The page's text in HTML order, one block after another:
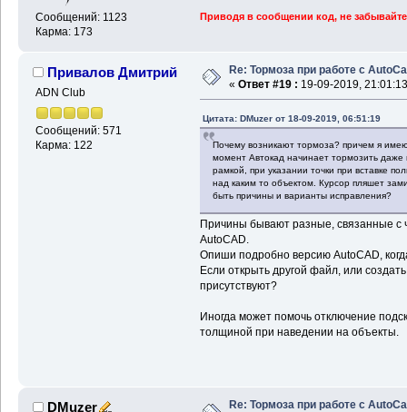
Сообщений: 1123
Карма: 173
Приводя в сообщении код, не
Привалов Дмитрий
ADN Club
Сообщений: 571
Карма: 122
Re: Тормоза при работе с
« Ответ #19 : 19-09-2019,
Цитата: DMuzer от 18-09-2019, 06:51:19
Почему возникают тормоза? причем я
момент Автокад начинает тормозить
рамкой, при указании точки при вставке
над каким то объектом. Курсор пляшет
быть причины и варианты исправления?
Причины бывают разные, связанные с
AutoCAD.
Опиши подробно версию AutoCAD,
Если открыть другой файл, или
присутствуют?
Иногда может помочь отключение
толщиной при наведении на объекты.
DMuzer
Re: Тормоза при работе с